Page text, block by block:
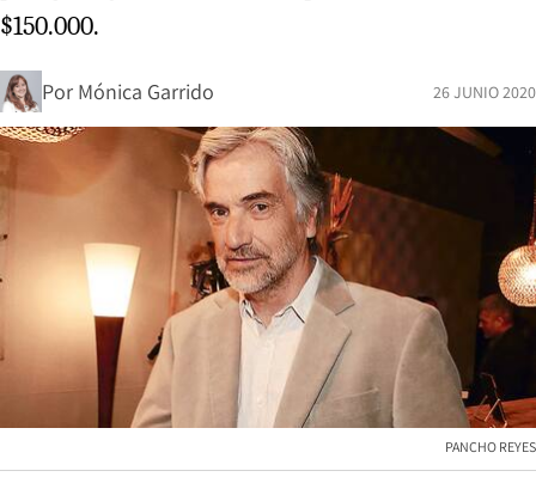
$150.000.
Por Mónica Garrido 26 JUNIO 2020
PANCHO REYES